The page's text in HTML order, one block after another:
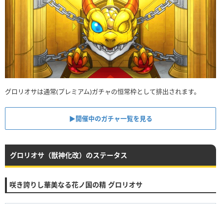
グロリオサは通常(プレミアム)ガチャの恒常枠として排出されます。
▶︎開催中のガチャ一覧を見る
グロリオサ（獣神化改）のステータス
咲き誇りし華美なる花ノ国の精 グロリオサ